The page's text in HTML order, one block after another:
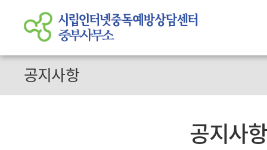
공지사항
공지사